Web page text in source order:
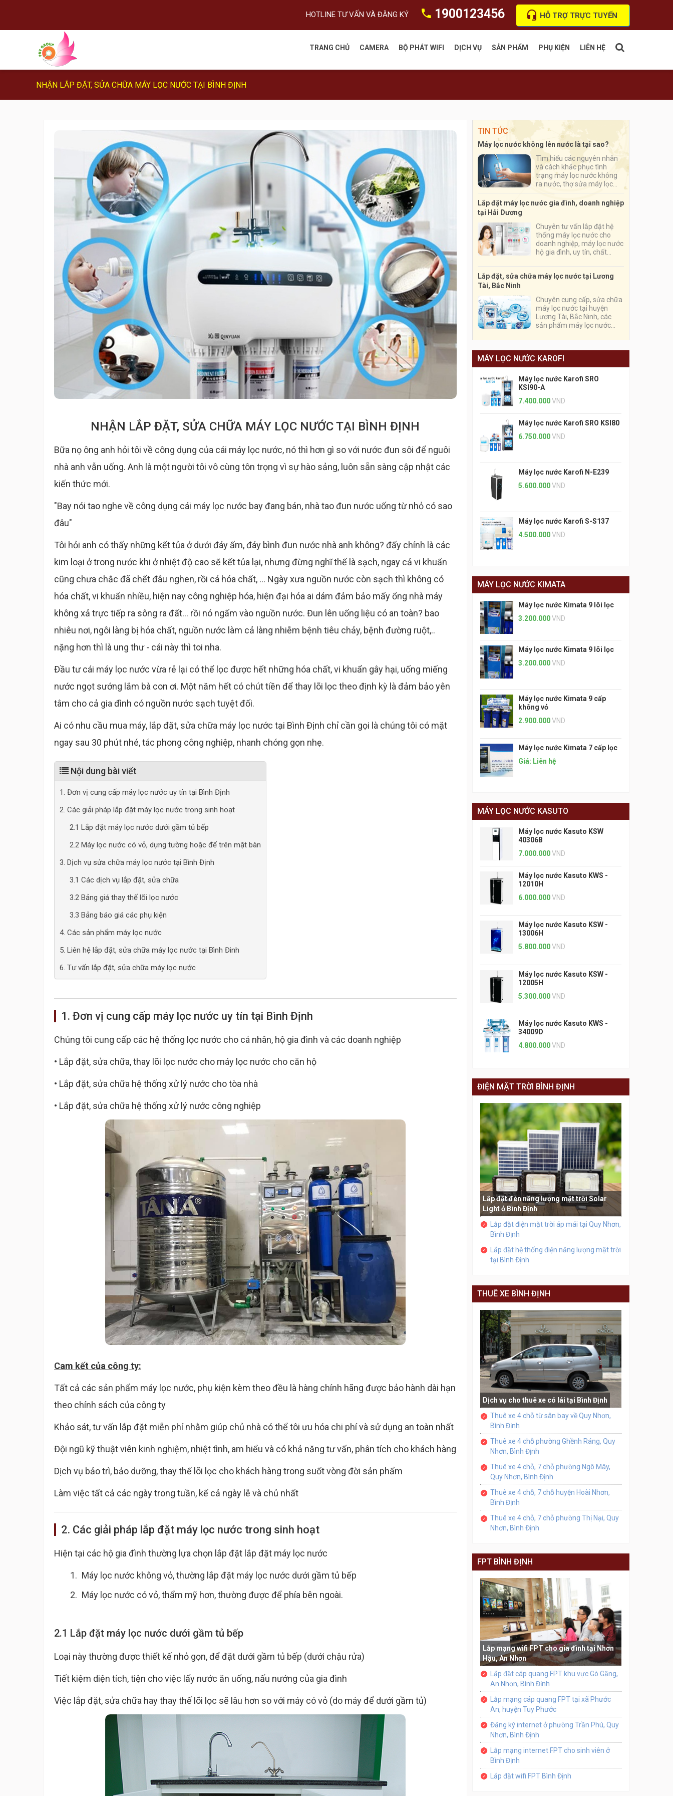
HOTLINE TƯ VẤN VÀ ĐĂNG KÝ 1900123456 HỖ TRỢ TRỰC TUYẾN
TRANG CHỦ CAMERA BỘ PHÁT WIFI DỊCH VỤ SẢN PHẨM PHỤ KIỆN
Ổ cứng
Dây mạng Lan
LIÊN HỆ
NHẬN LẮP ĐẶT, SỬA CHỮA MÁY LỌC NƯỚC TẠI BÌNH ĐỊNH
NHẬN LẮP ĐẶT, SỬA CHỮA MÁY LỌC NƯỚC TẠI BÌNH ĐỊNH
Bữa nọ ông anh hỏi tôi về công dụng của cái máy lọc nước, nó thì hơn gì so với nước đun sôi để nguôi
nhà anh vẫn uống. Anh là một người tôi vô cùng tôn trọng vì sự hào sảng, luôn sẵn sàng cập nhật các
kiến thức mới.
"Bay nói tao nghe về công dụng cái máy lọc nước bay đang bán, nhà tao đun nước uống từ nhỏ có sao
đâu"
Tôi hỏi anh có thấy những kết tủa ở dưới đáy ấm, đáy bình đun nước nhà anh không? đấy chính là các
kim loại ở trong nước khi ở nhiệt độ cao sẽ kết tủa lại, nhưng đừng nghĩ thế là sạch, ngay cả vi khuẩn
cũng chưa chắc đã chết đâu nghen, rồi cá hóa chất, ... Ngày xưa nguồn nước còn sạch thì không có
hóa chất, vi khuẩn nhiều, hiện nay công nghiệp hóa, hiện đại hóa ai dám đảm bảo mấy ổng nhà máy
không xả trực tiếp ra sông ra đất... rồi nó ngấm vào nguồn nước. Đun lên uống liệu có an toàn? bao
nhiêu nơi, ngôi làng bị hóa chất, nguồn nước làm cả làng nhiễm bệnh tiêu chảy, bệnh đường ruột,..
nặng hơn thì là ung thư - cái này thì toi nha.
Đầu tư cái máy lọc nước vừa rẻ lại có thể lọc được hết những hóa chất, vi khuẩn gây hại, uống miếng
nước ngọt sướng lắm bà con ơi. Một năm hết có chút tiền để thay lõi lọc theo định kỳ là đảm bảo yên
tâm cho cả gia đình có nguồn nước sạch tuyệt đối.
Ai có nhu cầu mua máy, lắp đặt, sửa chữa máy lọc nước tại Bình Định chỉ cần gọi là chúng tôi có mặt
ngay sau 30 phút nhé, tác phong công nghiệp, nhanh chóng gọn nhẹ.
Nội dung bài viết
1. Đơn vị cung cấp máy lọc nước uy tín tại Bình Định
2. Các giải pháp lắp đặt máy lọc nước trong sinh hoạt
2.1 Lắp đặt máy lọc nước dưới gầm tủ bếp
2.2 Máy lọc nước có vỏ, dựng tường hoặc để trên mặt bàn
3. Dịch vụ sửa chữa máy lọc nước tại Bình Định
3.1 Các dịch vụ lắp đặt, sửa chữa
3.2 Bảng giá thay thế lõi lọc nước
3.3 Bảng báo giá các phụ kiện
4. Các sản phẩm máy lọc nước
5. Liên hệ lắp đặt, sửa chữa máy lọc nước tại Bình Đinh
6. Tư vấn lắp đặt, sửa chữa máy lọc nước
1. Đơn vị cung cấp máy lọc nước uy tín tại Bình Định
Chúng tôi cung cấp các hệ thống lọc nước cho cá nhân, hộ gia đình và các doanh nghiệp
• Lắp đặt, sửa chữa, thay lõi lọc nước cho máy lọc nước cho căn hộ
• Lắp đặt, sửa chữa hệ thống xử lý nước cho tòa nhà
• Lắp đặt, sửa chữa hệ thống xử lý nước công nghiệp
Cam kết của công ty:
Tất cả các sản phẩm máy lọc nước, phụ kiện kèm theo đều là hàng chính hãng được bảo hành dài hạn
theo chính sách của công ty
Khảo sát, tư vấn lắp đặt miễn phí nhằm giúp chủ nhà có thể tôi ưu hóa chi phí và sử dụng an toàn nhất
Đội ngũ kỹ thuật viên kinh nghiệm, nhiệt tình, am hiểu và có khả năng tư vấn, phân tích cho khách hàng
Dịch vụ bảo trì, bảo dưỡng, thay thế lõi lọc cho khách hàng trong suốt vòng đời sản phẩm
Làm việc tất cả các ngày trong tuần, kể cả ngày lễ và chủ nhất
2. Các giải pháp lắp đặt máy lọc nước trong sinh hoạt
Hiện tại các hộ gia đình thường lựa chọn lắp đặt lắp đặt máy lọc nước
Máy lọc nước không vỏ, thường lắp đặt máy lọc nước dưới gầm tủ bếp
Máy lọc nước có vỏ, thẩm mỹ hơn, thường được để phía bên ngoài.
2.1 Lắp đặt máy lọc nước dưới gầm tủ bếp
Loại này thường được thiết kế nhỏ gọn, để đặt dưới gầm tủ bếp (dưới chậu rửa)
Tiết kiệm diện tích, tiện cho việc lấy nước ăn uống, nấu nướng của gia đình
Việc lắp đặt, sửa chữa hay thay thế lõi lọc sẽ lâu hơn so với máy có vỏ (do máy để dưới gầm tủ)
TIN TỨC
Máy lọc nước không lên nước là tại sao?
Tìm hiểu các nguyên nhân
và cách khắc phục tình
trạng máy lọc nước không
ra nước, thợ sửa máy lọc
đình, trường học và các
doanh nghiệp
Lắp đặt máy lọc nước gia đình, doanh nghiệp
tại Hải Dương
Chuyên tư vấn lắp đặt hệ
thống máy lọc nước cho
doanh nghiệp, máy lọc nước
hộ gia đình, uy tín, chất
Lắp đặt, sửa chữa máy lọc nước tại Lương
Tài, Bắc Ninh
Chuyên cung cấp, sửa chữa
máy lọc nước tại huyện
Lương Tài, Bắc Ninh, các
sản phẩm máy lọc nước
hãng, đội ngũ thợ lành nghề,
chuyên nghiệp
MÁY LỌC NƯỚC KAROFI
Máy lọc nước Karofi SRO
KSI90-A
7.400.000VND
Máy lọc nước Karofi SRO KSI80
6.750.000VND
Máy lọc nước Karofi N-E239
5.600.000VND
Máy lọc nước Karofi S-S137
4.500.000VND
MÁY LỌC NƯỚC KIMATA
Máy lọc nước Kimata 9 lõi lọc
3.200.000VND
Máy lọc nước Kimata 9 lõi lọc
3.200.000VND
Máy lọc nước Kimata 9 cấp
không vỏ
2.900.000VND
Máy lọc nước Kimata 7 cấp lọc
Giá: Liên hệ
MÁY LỌC NƯỚC KASUTO
Máy lọc nước Kasuto KSW
40306B
7.000.000VND
Máy lọc nước Kasuto KWS -
12010H
6.000.000VND
Máy lọc nước Kasuto KSW -
13006H
5.800.000VND
Máy lọc nước Kasuto KSW -
12005H
5.300.000VND
Máy lọc nước Kasuto KWS -
34009D
4.800.000VND
ĐIỆN MẶT TRỜI BÌNH ĐỊNH
Lắp đặt đèn năng lượng mặt trời Solar
Light ở Bình Định
Lắp đặt điện mặt trời áp mái tại Quy Nhơn,
Bình Định
Lắp đặt hệ thống điện năng lượng mặt trời
tại Bình Định
THUÊ XE BÌNH ĐỊNH
Dịch vụ cho thuê xe có lái tại Bình Định
Thuê xe 4 chỗ từ sân bay về Quy Nhơn,
Bình Định
Thuê xe 4 chỗ phường Ghềnh Ráng, Quy
Nhơn, Bình Định
Thuê xe 4 chỗ, 7 chỗ phường Ngô Mây,
Quy Nhơn, Bình Định
Thuê xe 4 chỗ, 7 chỗ huyện Hoài Nhơn,
Bình Định
Thuê xe 4 chỗ, 7 chỗ phường Thị Nại, Quy
Nhơn, Bình Định
FPT BÌNH ĐỊNH
Lắp mạng wifi FPT cho gia đình tại Nhơn
Hậu, An Nhơn
Lắp đặt cáp quang FPT khu vực Gò Găng,
An Nhơn, Bình Định
Lắp mạng cáp quang FPT tại xã Phước
An, huyện Tuy Phước
Đăng ký internet ở phường Trần Phú, Quy
Nhơn, Bình Định
Lắp mạng internet FPT cho sinh viên ở
Bình Định
Lắp đặt wifi FPT Bình Định